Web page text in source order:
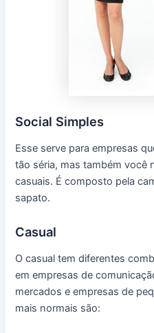
Social Simples
Esse serve para empresas
tão séria, mas também você
casuais. É composto pela
sapato.
Casual
O casual tem diferentes
em empresas de
mercados e empresas de
mais normais são: